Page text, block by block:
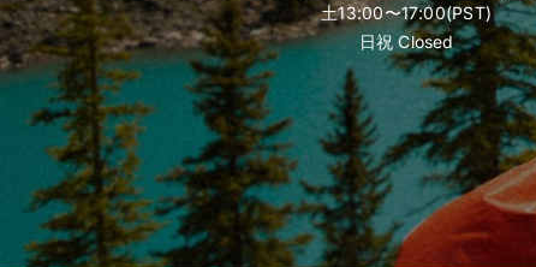
土13:00〜17:00(PST)
日祝 Closed